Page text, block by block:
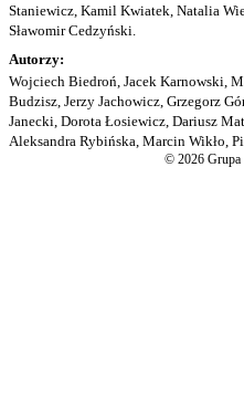
Staniewicz, Kamil Kwiatek, Natalia
Sławomir Cedzyński.
Autorzy:
Wojciech Biedroń, Jacek Karnowski,
Budzisz, Jerzy Jachowicz, Grzegorz
Janecki, Dorota Łosiewicz, Dariusz
Aleksandra Rybińska, Marcin Wikło,
© 2026 Grupa